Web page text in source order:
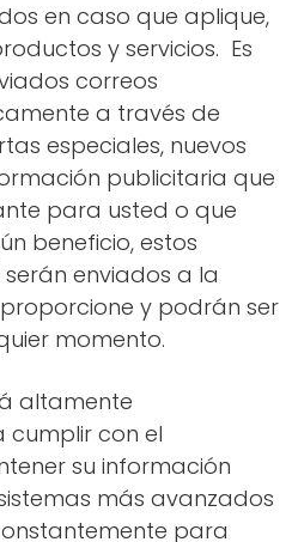
en caso que aplique,
y servicios. Es
correos
a través de
especiales, nuevos
publicitaria que
para usted o que
beneficio, estos
enviados a la
y podrán ser
momento.
altamente
con el
su información
más avanzados
para